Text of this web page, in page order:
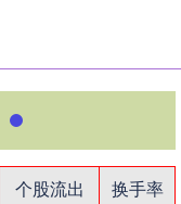
个股流出
换手率